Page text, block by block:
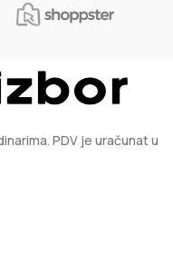
PDV je uračunat u